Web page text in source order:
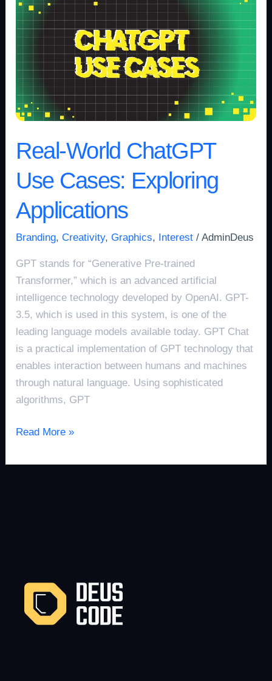
Real-World ChatGPT
Use Cases: Exploring
Applications
Branding,Creativity,Graphics, Interest /AdminDeus
GPT stands for “Generative Pre-trained
Transformer,” which is an advanced artificial
intelligence technology developed by OpenAI. GPT-
3.5, which is used in this system, is one of the
leading language models available today. GPT Chat
is a practical implementation of GPT technology that
enables interaction between humans and machines
through natural language. Using sophisticated
algorithms, GPT
World
ChatGPT
Use
Cases:
Exploring
Applications
Read More »